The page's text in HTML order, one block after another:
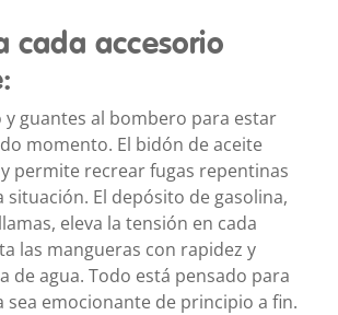
cada accesorio
y guantes al bombero para estar
momento. El bidón de aceite
permite recrear fugas repentinas
situación. El depósito de gasolina,
eleva la tensión en cada
las mangueras con rapidez y
de agua. Todo está pensado para
sea emocionante de principio a fin.